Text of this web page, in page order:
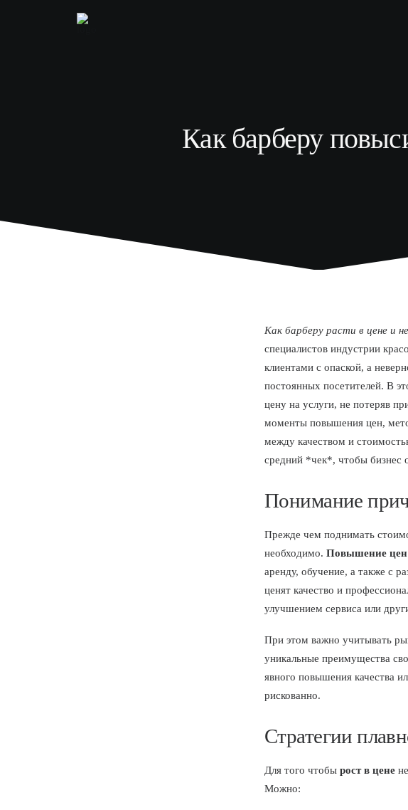
Как барберу
Как барберу расти в цене и
специалистов индустрии
клиентами с опаской, а
постоянных посетителей. В
цену на услуги, не потеряв
моменты повышения цен,
между качеством и
средний *чек*, чтобы бизнес
Понимание
Прежде чем поднимать
необходимо. Повышение цен
аренду, обучение, а также с
ценят качество и
улучшением сервиса или
При этом важно учитывать
уникальные преимущества
явного повышения качества
рискованно.
Стратегии
Для того чтобы рост в цене
Можно: